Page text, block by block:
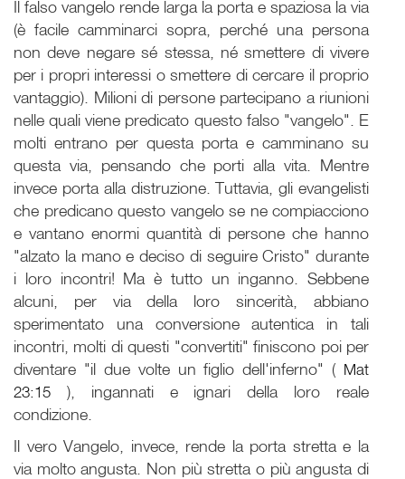
Il falso vangelo rende larga la porta e spaziosa la via
(è facile camminarci sopra, perché una persona
non deve negare sé stessa, né smettere di vivere
per i propri interessi o smettere di cercare il proprio
vantaggio). Milioni di persone partecipano a riunioni
nelle quali viene predicato questo falso "vangelo". E
molti entrano per questa porta e camminano su
questa via, pensando che porti alla vita. Mentre
invece porta alla distruzione. Tuttavia, gli evangelisti
che predicano questo vangelo se ne compiacciono
e vantano enormi quantità di persone che hanno
"alzato la mano e deciso di seguire Cristo" durante
i loro incontri! Ma è tutto un inganno. Sebbene
alcuni, per via della loro sincerità, abbiano
sperimentato una conversione autentica in tali
incontri, molti di questi "convertiti" finiscono poi per
diventare "il due volte un figlio dell'inferno" ( Mat
23:15 ), ingannati e ignari della loro reale
condizione.
Il vero Vangelo, invece, rende la porta stretta e la
via molto angusta. Non più stretta o più angusta di